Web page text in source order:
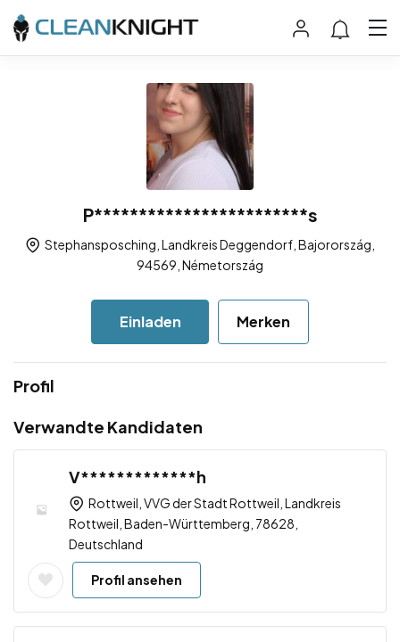
P************************s
Stephansposching, Landkreis Deggendorf, Bajorország,
94569, Németország
Einladen Merken
Profil
Verwandte Kandidaten
V*************h
Rottweil, VVG der Stadt Rottweil, Landkreis
Rottweil, Baden-Württemberg, 78628,
Deutschland
Profil ansehen